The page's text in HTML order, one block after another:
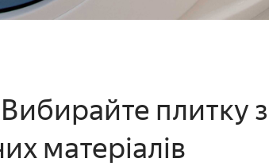
плитку з
матеріалів